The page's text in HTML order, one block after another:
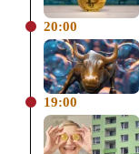
20:00
19:00